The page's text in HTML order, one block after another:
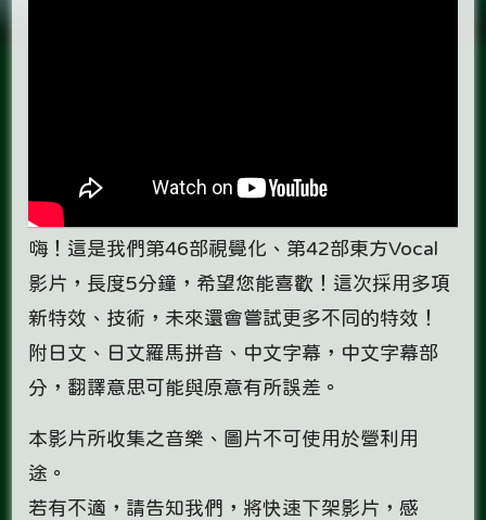
嗨！這是我們第46部視覺化、第42部東方Vocal
影片，長度5分鐘，希望您能喜歡！這次採用多項
新特效、技術，未來還會嘗試更多不同的特效！
附日文、日文羅馬拼音、中文字幕，中文字幕部
分，翻譯意思可能與原意有所誤差。
本影片所收集之音樂、圖片不可使用於營利用
途。
若有不適，請告知我們，將快速下架影片，感